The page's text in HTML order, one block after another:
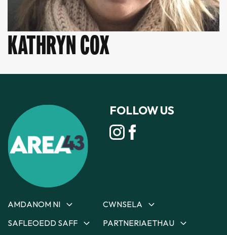
KATHRYN COX
FOLLOW US
AMDANOM NI
Amdanom Ni
CWNSELA
Cwnsela
SAFLEOEDD SAFF PARTNERIAETHAU